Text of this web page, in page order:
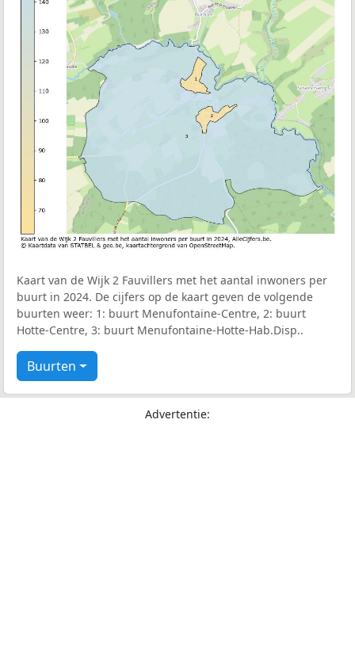
Kaart van de Wijk 2 Fauvillers met het aantal inwoners per
buurt in 2024. De cijfers op de kaart geven de volgende
buurten weer: 1: buurt Menufontaine-Centre, 2: buurt
Hotte-Centre, 3: buurt Menufontaine-Hotte-Hab.Disp..
Buurten
Advertentie: